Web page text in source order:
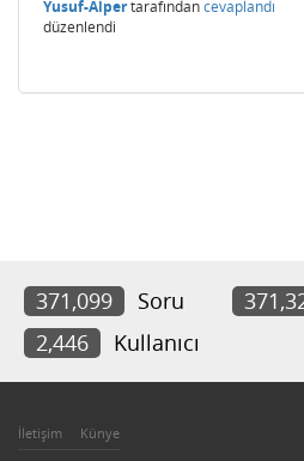
Yusuf-Alpertarafındancevaplandı
düzenlendi
371,099 Soru
2,446
Kullanıcı
İletişim Künye